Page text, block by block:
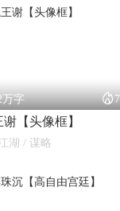
万字 
【头像框】
湖 / 谋略